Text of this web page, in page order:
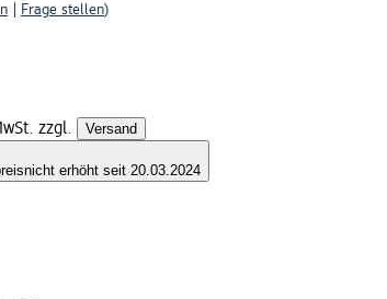
Frage stellen)
zzgl. Versand
nicht erhöht seit 20.03.2024